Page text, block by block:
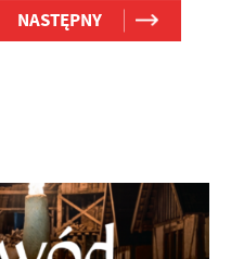
NASTĘPNY